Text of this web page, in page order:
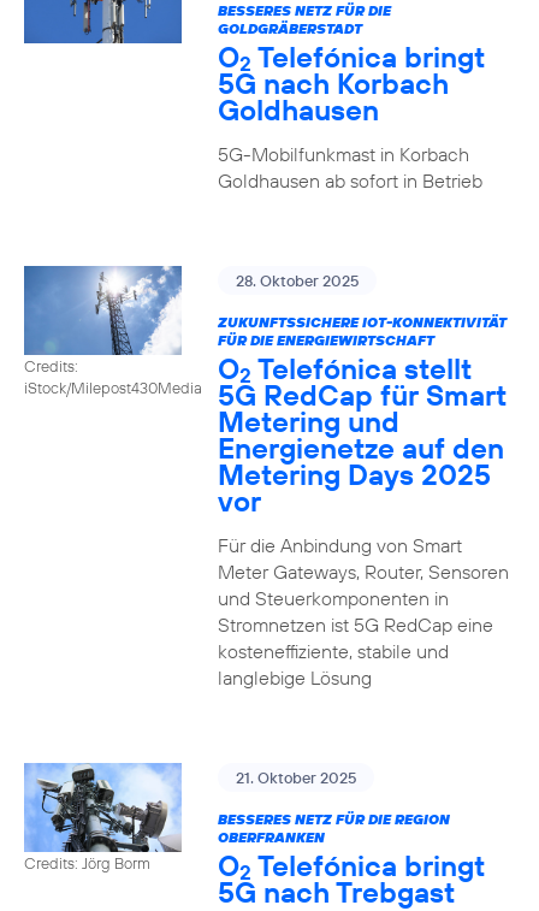
BESSERES NETZ FÜR DIE
GOLDGRÄBERSTADT
O2 Telefónica bringt
5G nach Korbach
Goldhausen
5G-Mobilfunkmast in Korbach
Goldhausen ab sofort in Betrieb
Credits:
iStock/Milepost430Media
28. Oktober 2025
ZUKUNFTSSICHERE IOT-KONNEKTIVITÄT
FÜR DIE ENERGIEWIRTSCHAFT
O2 Telefónica stellt
5G RedCap für Smart
Metering und
Energienetze auf den
Metering Days 2025
vor
Für die Anbindung von Smart
Meter Gateways, Router, Sensoren
und Steuerkomponenten in
Stromnetzen ist 5G RedCap eine
kosteneffiziente, stabile und
langlebige Lösung
Credits: Jörg Borm
21. Oktober 2025
BESSERES NETZ FÜR DIE REGION
OBERFRANKEN
O2 Telefónica bringt
5G nach Trebgast